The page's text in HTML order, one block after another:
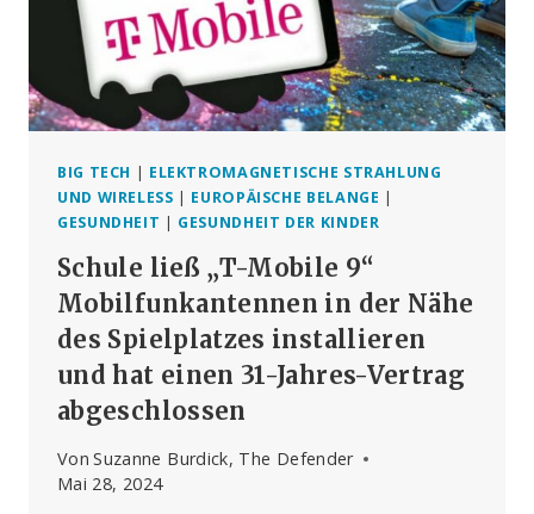
BIG TECH | ELEKTROMAGNETISCHE STRAHLUNG
UND WIRELESS | EUROPÄISCHE BELANGE |
GESUNDHEIT | GESUNDHEIT DER KINDER
Schule ließ „T-Mobile 9“
Mobilfunkantennen in der Nähe
des Spielplatzes installieren
und hat einen 31-Jahres-Vertrag
abgeschlossen
Von Suzanne Burdick, The Defender
Mai 28, 2024